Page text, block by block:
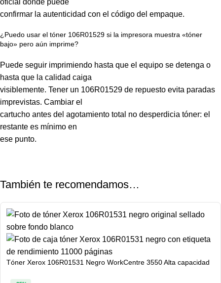
oficial donde puede
confirmar la autenticidad con el código del empaque.
¿Puedo usar el tóner 106R01529 si la impresora muestra «tóner
bajo» pero aún imprime?
Puede seguir imprimiendo hasta que el equipo se detenga o
hasta que la calidad caiga
visiblemente. Tener un 106R01529 de repuesto evita paradas
imprevistas. Cambiar el
cartucho antes del agotamiento total no desperdicia tóner: el
restante es mínimo en
ese punto.
También te recomendamos…
Tóner Xerox 106R01531 Negro WorkCentre 3550 Alta capacidad